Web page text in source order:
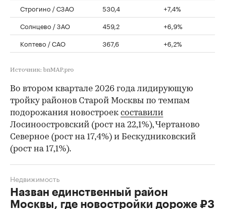
Строгино / СЗАО
530,4
+7,4%
Солнцево / ЗАО
459,2
+6,9%
Коптево / САО
367,6 +6,2%
Источник: bnMAP.pro
Во втором квартале 2026 года лидирующую
тройку районов Старой Москвы по темпам
подорожания новостроек составили
Лосиноостровский (рост на 22,1%), Чертаново
Северное (рост на 17,4%) и Бескудниковский
(рост на 17,1%).
Назван единственный район
Москвы, где новостройки дороже ₽3
Недвижимость